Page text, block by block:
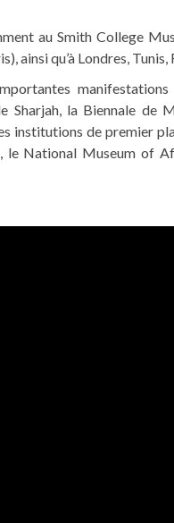
au Smith College
ainsi qu’à Londres,
Sharjah, la Biennale de
institutions de premier
le National Museum of